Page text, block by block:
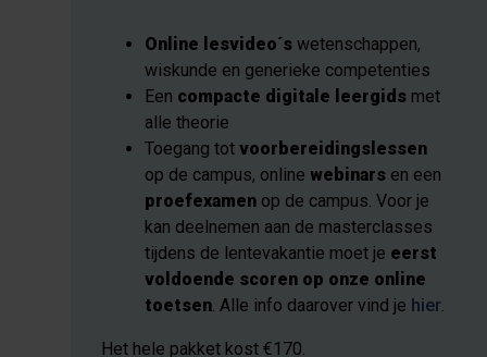
Online lesvideo´s wetenschappen,
wiskunde en generieke competenties
Een compacte digitale leergids met
alle theorie
Toegang totvoorbereidingslessen
op de campus, onlinewebinars en een
proefexamen op de campus. Voor je
kan deelnemen aan de masterclasses
tijdens de lentevakantie moet je eerst
voldoende scoren op onze online
toetsen . Alle info daarover vind je hier
Het hele pakket kost €170.